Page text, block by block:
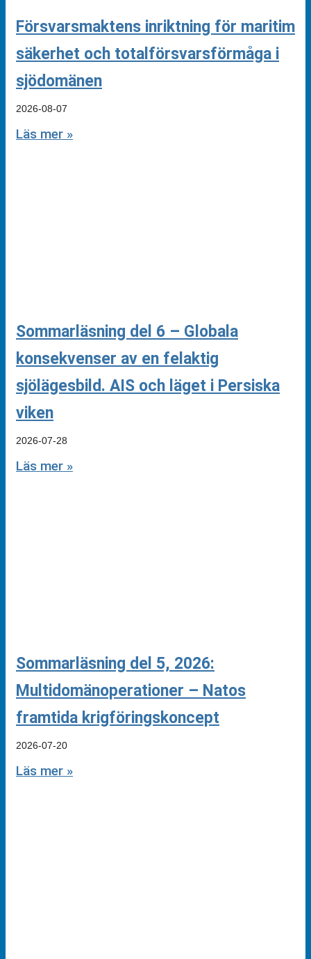
Försvarsmaktens inriktning för maritim
säkerhet och totalförsvarsförmåga i
sjödomänen
2026-08-07
Läs mer »
Sommarläsning del 6 – Globala
konsekvenser av en felaktig
sjölägesbild. AIS och läget i Persiska
viken
2026-07-28
Läs mer »
Sommarläsning del 5, 2026:
Multidomänoperationer – Natos
framtida krigföringskoncept
2026-07-20
Läs mer »